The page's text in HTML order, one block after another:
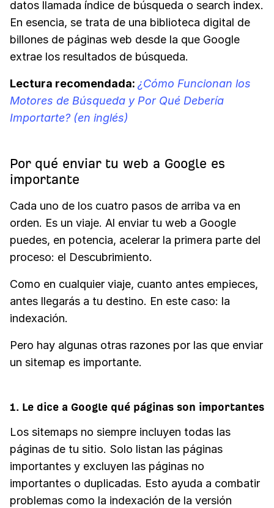
datos llamada índice de búsqueda o search index.
En esencia, se trata de una biblioteca digital de
billones de páginas web desde la que Google
extrae los resultados de búsqueda.
Lectura recomendada: ¿Cómo Funcionan los
Motores de Búsqueda y Por Qué Debería
Importarte? (en inglés)
Por qué enviar tu web a Google es
importante
Cada uno de los cuatro pasos de arriba va en
orden. Es un viaje. Al enviar tu web a Google
puedes, en potencia, acelerar la primera parte del
proceso: el Descubrimiento.
Como en cualquier viaje, cuanto antes empieces,
antes llegarás a tu destino. En este caso: la
indexación.
Pero hay algunas otras razones por las que enviar
un sitemap es importante.
1. Le dice a Google qué páginas son importantes
Los sitemaps no siempre incluyen todas las
páginas de tu sitio. Solo listan las páginas
importantes y excluyen las páginas no
importantes o duplicadas. Esto ayuda a combatir
problemas como la indexación de la versión